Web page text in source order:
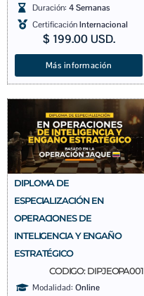
Duración: 4 Semanas
CertificaciónInternacional
$ 199.00USD.
Más información
DIPLOMA DE
ESPECIALIZACIÓN EN
OPERACIONES DE
INTELIGENCIA Y ENGAÑO
ESTRATÉGICO
CODIGO: DIPJEOPA001
Modalidad: Online